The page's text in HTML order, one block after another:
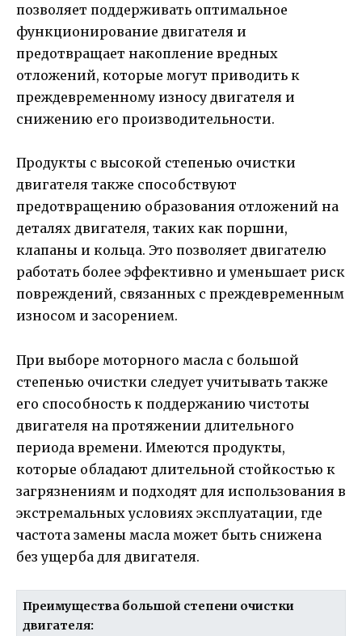
позволяет поддерживать оптимальное
функционирование двигателя и
предотвращает накопление вредных
отложений, которые могут приводить к
преждевременному износу двигателя и
снижению его производительности.
Продукты с высокой степенью очистки
двигателя также способствуют
предотвращению образования отложений на
деталях двигателя, таких как поршни,
клапаны и кольца. Это позволяет двигателю
работать более эффективно и уменьшает риск
повреждений, связанных с преждевременным
износом и засорением.
При выборе моторного масла с большой
степенью очистки следует учитывать также
его способность к поддержанию чистоты
двигателя на протяжении длительного
периода времени. Имеются продукты,
которые обладают длительной стойкостью к
загрязнениям и подходят для использования в
экстремальных условиях эксплуатации, где
частота замены масла может быть снижена
без ущерба для двигателя.
Преимущества большой степени очистки
двигателя: